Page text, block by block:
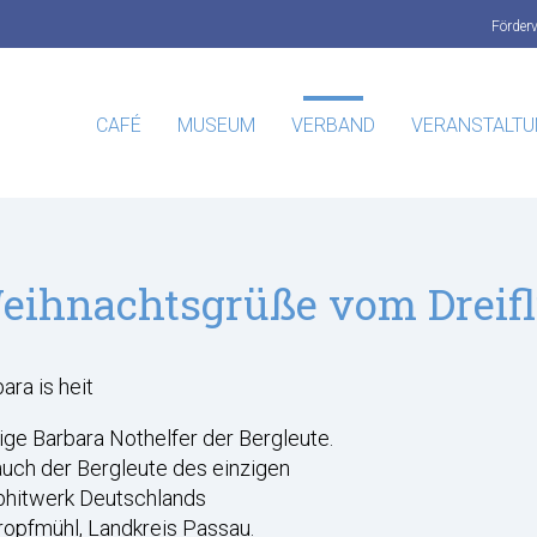
CAFÉ MUSEUM VERBAND
vom
is heit
Barbara Nothelfer der Bergleute.
der Bergleute des einzigen
Deutschlands
Landkreis Passau.